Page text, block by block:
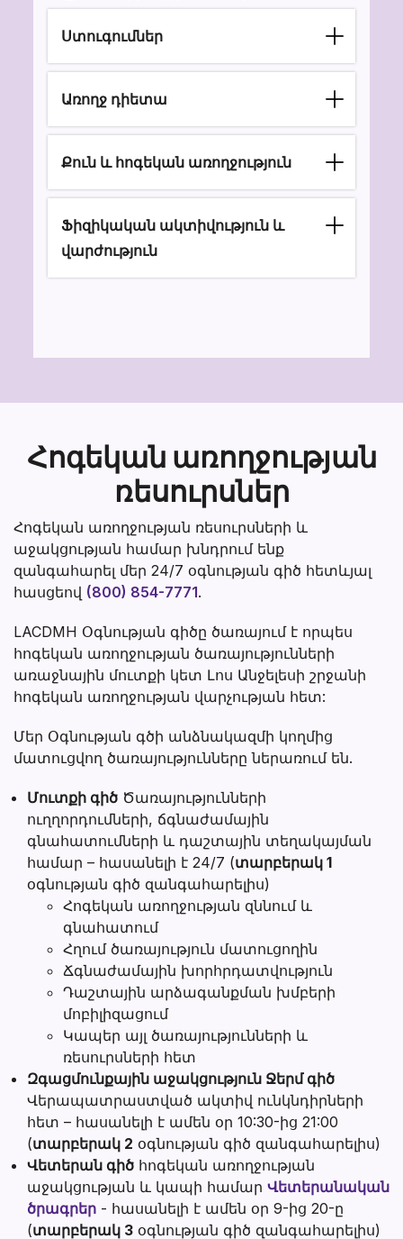
Ստուգումներ
Առողջ դիետա
Քուն և հոգեկան առողջություն
Ֆիզիկական ակտիվություն և
վարժություն
Հոգեկան առողջության
ռեսուրսներ
Հոգեկան առողջության ռեսուրսների և
աջակցության համար խնդրում ենք
զանգահարել մեր 24/7 օգնության գիծ հետևյալ
հասցեով (800) 854-7771.
LACDMH Օգնության գիծը ծառայում է որպես
հոգեկան առողջության ծառայությունների
առաջնային մուտքի կետ Լոս Անջելեսի շրջանի
հոգեկան առողջության վարչության հետ:
Մեր Օգնության գծի անձնակազմի կողմից
մատուցվող ծառայությունները ներառում են.
Մուտքի գիծ Ծառայությունների
ուղղորդումների, ճգնաժամային
գնահատումների և դաշտային տեղակայման
համար – հասանելի է 24/7 (տարբերակ 1
օգնության գիծ զանգահարելիս)
Հոգեկան առողջության զննում և
գնահատում
Հղում ծառայություն մատուցողին
Ճգնաժամային խորհրդատվություն
Դաշտային արձագանքման խմբերի
մոբիլիզացում
Կապեր այլ ծառայությունների և
ռեսուրսների հետ
Զգացմունքային աջակցություն Ջերմ գիծ
Վերապատրաստված ակտիվ ունկնդիրների
հետ – հասանելի է ամեն օր 10:30-ից 21:00
(տարբերակ 2 օգնության գիծ զանգահարելիս)
Վետերան գիծ հոգեկան առողջության
աջակցության և կապի համար Վետերանական
ծրագրեր - հասանելի է ամեն օր 9-ից 20-ը
(տարբերակ 3 օգնության գիծ զանգահարելիս)